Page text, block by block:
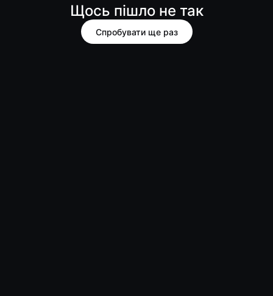
Щось пішло не так
Спробувати ще раз